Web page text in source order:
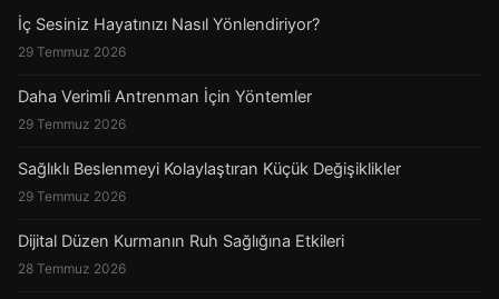
İç Sesiniz Hayatınızı Nasıl Yönlendiriyor?
29 Temmuz 2026
Daha Verimli Antrenman İçin Yöntemler
29 Temmuz 2026
Sağlıklı Beslenmeyi Kolaylaştıran Küçük Değişiklikler
29 Temmuz 2026
Dijital Düzen Kurmanın Ruh Sağlığına Etkileri
28 Temmuz 2026